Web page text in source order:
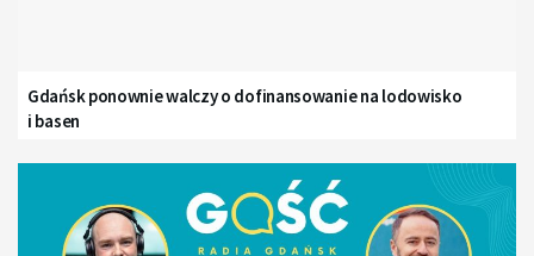
Gdańsk ponownie walczy o dofinansowanie na lodowisko
i basen